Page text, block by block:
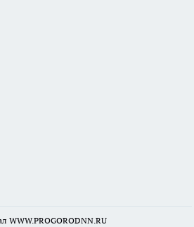
WWW.PROGORODNN.RU